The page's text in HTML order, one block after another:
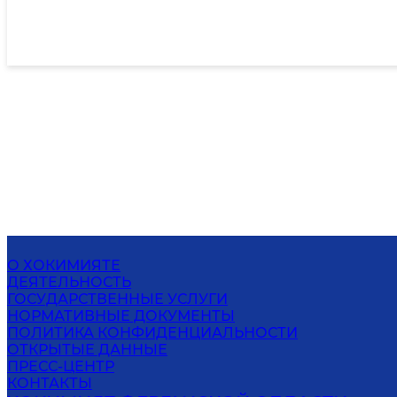
О ХОКИМИЯТЕ
ДЕЯТЕЛЬНОСТЬ
ГОСУДАРСТВЕННЫЕ УСЛУГИ
НОРМАТИВНЫЕ ДОКУМЕНТЫ
ПОЛИТИКА КОНФИДЕНЦИАЛЬНОСТИ
ОТКРЫТЫЕ ДАННЫЕ
ПРЕСС-ЦЕНТР
КОНТАКТЫ